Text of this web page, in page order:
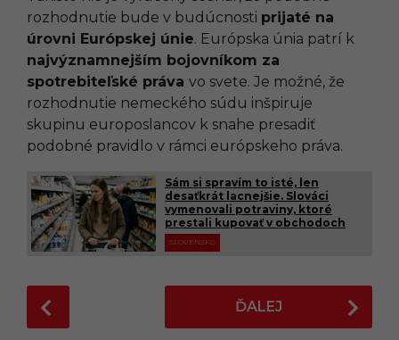
rozhodnutie bude v budúcnosti prijaté na
úrovni Európskej únie. Európska únia patrí k
najvýznamnejším bojovníkom za
spotrebiteľské práva vo svete. Je možné, že
rozhodnutie nemeckého súdu inšpiruje
skupinu europoslancov k snahe presadiť
podobné pravidlo v rámci európskeho práva.
Sám si spravím to isté, len
desaťkrát lacnejšie. Slováci
vymenovali potraviny, ktoré
prestali kupovať v obchodoch
SLOVENSKO
o
ĎALEJ